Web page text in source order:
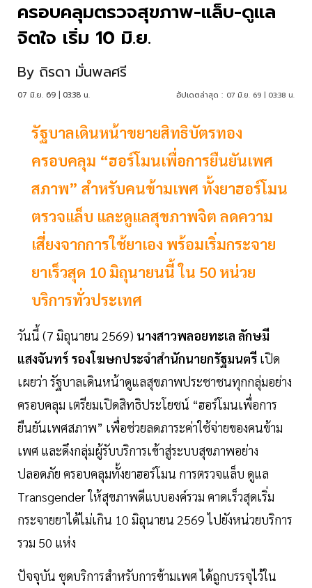
ครอบคลุมตรวจสุขภาพ-แล็บ-ดูแล
จิตใจ เริ่ม 10 มิ.ย.
By ถิรดา มั่นพลศรี
07 มิ.ย. 69 | 03:38 น. อัปเดตล่าสุด : 07 มิ.ย. 69 | 03:38 น.
รัฐบาลเดินหน้าขยายสิทธิบัตรทอง
ครอบคลุม “ฮอร์โมนเพื่อการยืนยันเพศ
สภาพ” สำหรับคนข้ามเพศ ทั้งยาฮอร์โมน
ตรวจแล็บ และดูแลสุขภาพจิต ลดความ
เสี่ยงจากการใช้ยาเอง พร้อมเริ่มกระจาย
ยาเร็วสุด 10 มิถุนายนนี้ ใน 50 หน่วย
บริการทั่วประเทศ
วันนี้ (7 มิถุนายน 2569) นางสาวพลอยทะเล ลักษมี
แสงจันทร์ รองโฆษกประจำสำนักนายกรัฐมนตรี เปิด
เผยว่า รัฐบาลเดินหน้าดูแลสุขภาพประชาชนทุกกลุ่มอย่าง
ครอบคลุม เตรียมเปิดสิทธิประโยชน์ “ฮอร์โมนเพื่อการ
ยืนยันเพศสภาพ” เพื่อช่วยลดภาระค่าใช้จ่ายของคนข้าม
เพศ และดึงกลุ่มผู้รับบริการเข้าสู่ระบบสุขภาพอย่าง
ปลอดภัย ครอบคลุมทั้งยาฮอร์โมน การตรวจแล็บ ดูแล
Transgender ให้สุขภาพดีแบบองค์รวม คาดเร็วสุดเริ่ม
กระจายยาได้ไม่เกิน 10 มิถุนายน 2569 ไปยังหน่วยบริการ
รวม 50 แห่ง
ปัจจุบัน ชุดบริการสำหรับการข้ามเพศ ได้ถูกบรรจุไว้ใน